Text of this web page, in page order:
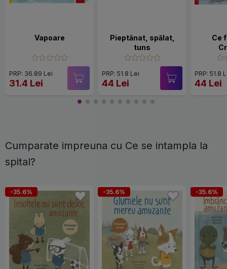
Vapoare
PRP: 36.89 Lei
31.4 Lei
Pieptănat, spălat,
tuns
PRP: 51.8 Lei
44 Lei
Ce
PRP: 51.8
44 Lei
Cumparate impreuna cu Ce se intampla la
spital?
-35.6% -35.6% -35.6%